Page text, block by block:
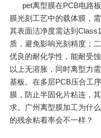
pet离型膜在PCB电路
膜光刻工艺中的载体膜，
其表面洁净度需达到
质，避免影响光刻精度；
优良的耐化学性，能耐受
以上无溶胀，同时离型力
基板。在多层PCB压合工
膜，防止半固化片粘连，
求。广州离型膜加工为什
的残余粘着率会不一样？